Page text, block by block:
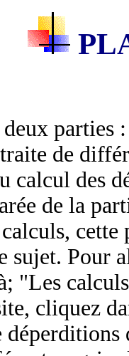
parties :
de
calcul des
de la
cette
sujet. Pour
"Les
cliquez